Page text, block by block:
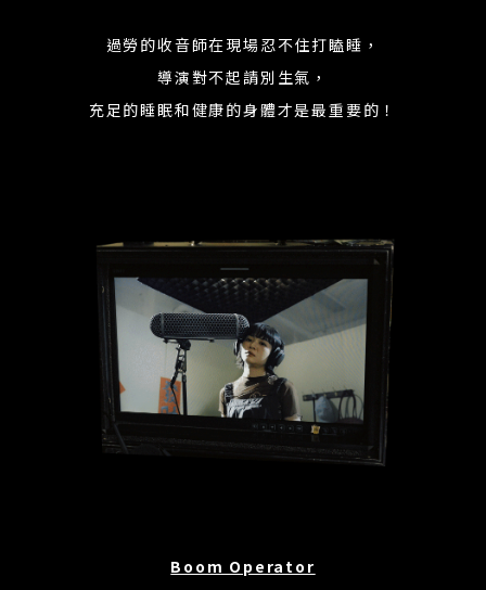
過勞的收音師在現場忍不住打瞌睡，
導演對不起請別生氣，
充足的睡眠和健康的身體才是最重要的！
Boom Operator